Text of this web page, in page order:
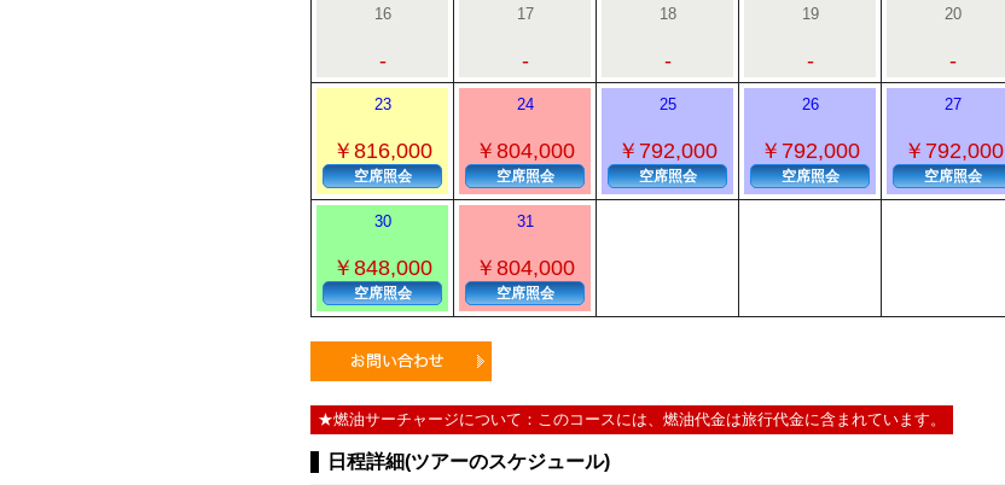
16
-
17
-
18
-
19
-
20
-
23
￥816,000
空席照会
24
￥804,000
空席照会
25
￥792,000
空席照会
26
￥792,000
空席照会
27
￥792,000
空席照会
30
￥848,000
空席照会
31
￥804,000
空席照会
★燃油サーチャージについて：このコースには、燃油代金は旅行代金に含まれています。
日程詳細(ツアーのスケジュール)